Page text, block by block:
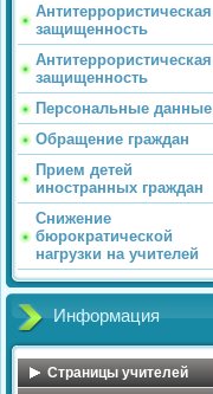
Антитеррористическая
защищенность
Антитеррористическая
защищенность
Персональные данные
Обращение граждан
Прием детей
иностранных граждан
Снижение
бюрократической
нагрузки на учителей
Информация
Страницы учителей